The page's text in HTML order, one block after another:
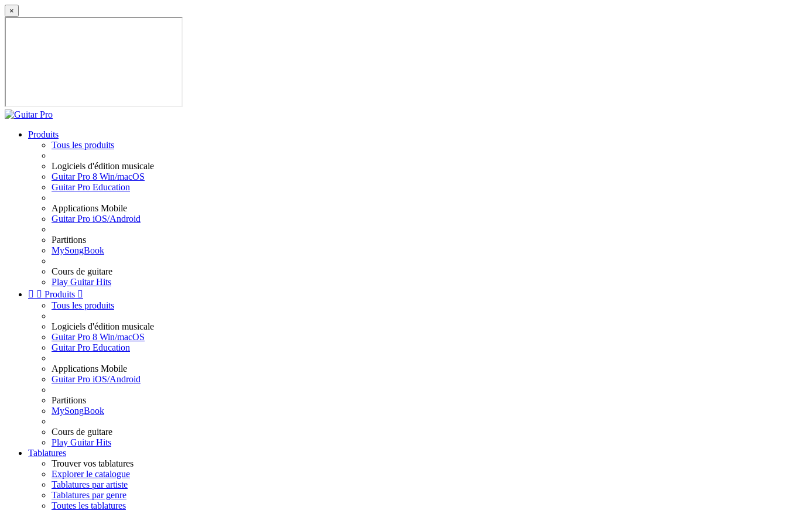
×
Produits
Tous les produits
Logiciels d'édition musicale
Guitar Pro 8 Win/macOS
Guitar Pro Education
Applications Mobile
Guitar Pro iOS/Android
Partitions
MySongBook
Cours de guitare
Play Guitar Hits
  Produits 
Tous les produits
Logiciels d'édition musicale
Guitar Pro 8 Win/macOS
Guitar Pro Education
Applications Mobile
Guitar Pro iOS/Android
Partitions
MySongBook
Cours de guitare
Play Guitar Hits
Tablatures
Trouver vos tablatures
Explorer le catalogue
Tablatures par artiste
Tablatures par genre
Toutes les tablatures